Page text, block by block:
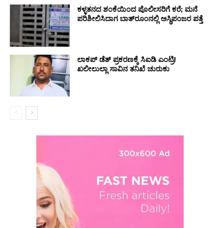
ಕಳ್ಳತನದ ಶಂಕೆಯಿಂದ ಪೊಲೀಸರಿಗೆ ಕರೆ; ಮನೆ
ಪರಿಶೀಲಿಸಿದಾಗ ಬಾತ್‌ರೂಂನಲ್ಲಿ ಅಸ್ಥಿಪಂಜರ ಪತ್ತೆ
ಲಾಕಪ್‌ ಡೆತ್‌ ಪ್ರಕರಣಕ್ಕೆ ಸಿಐಡಿ ಎಂಟ್ರಿ!
ಖಲೀಲುಲ್ಲಾ ಸಾವಿನ ತನಿಖೆ ಚುರುಕು